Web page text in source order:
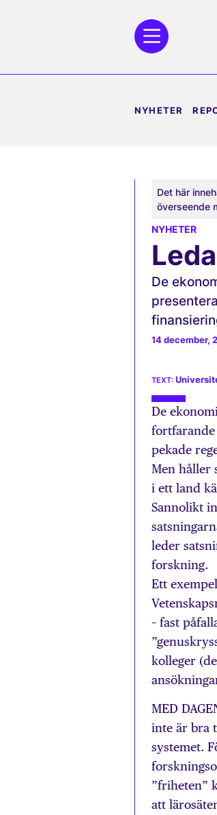
NYHETER
Det här
överseende
NYHETER
De
14 december,
De
fortfarande
pekade
Men håller
i ett land
Sannolikt
leder
forskning.
Ett
– fast
kolleger
MED
inte är bra
systemet.
”friheten”
att